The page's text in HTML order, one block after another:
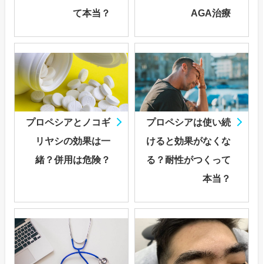
て本当？
AGA治療
プロペシアとノコギ
リヤシの効果は一
緒？併用は危険？
プロペシアは使い続
けると効果がなくな
る？耐性がつくって
本当？